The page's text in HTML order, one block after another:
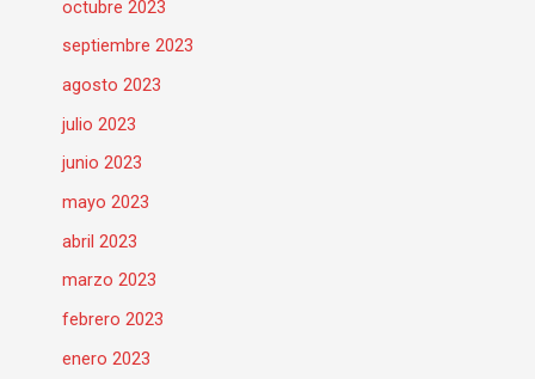
octubre 2023
septiembre 2023
agosto 2023
julio 2023
junio 2023
mayo 2023
abril 2023
marzo 2023
febrero 2023
enero 2023